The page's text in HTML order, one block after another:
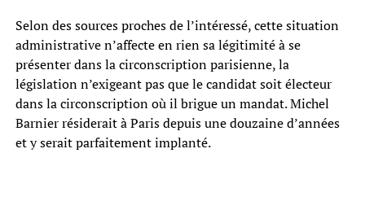
Selon des sources proches de l’intéressé, cette situation
administrative n’affecte en rien sa légitimité à se
présenter dans la circonscription parisienne, la
législation n’exigeant pas que le candidat soit électeur
dans la circonscription où il brigue un mandat. Michel
Barnier résiderait à Paris depuis une douzaine d’années
et y serait parfaitement implanté.